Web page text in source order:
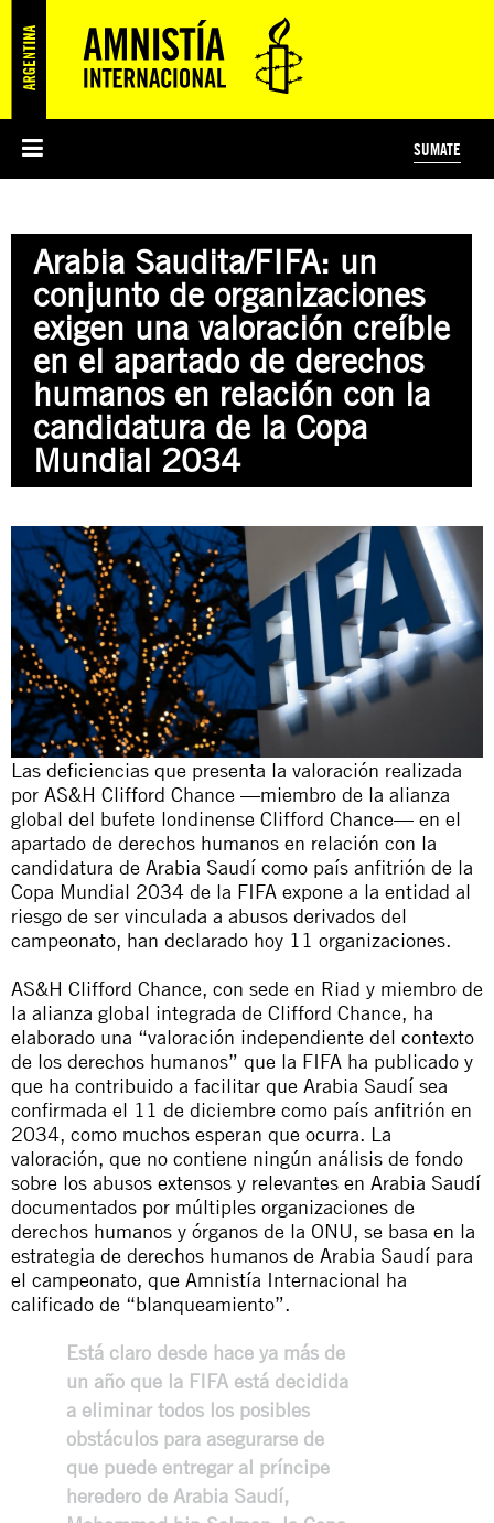
PREGUNTAS FRECUENTES
ÁREAS TEMÁTICAS
JUSTICIA INTERNACIONAL
EDUCACIÓN EN DERECHOS HUMANOS Y JÓVENES
PRENSA
SUSCRIBITE
SUMATE
PREGUNTAS FRECUENTES
Arabia Saudita/FIFA: un
conjunto de organizaciones
exigen una valoración creíble
en el apartado de derechos
humanos en relación con la
candidatura de la Copa
Mundial 2034
Las deficiencias que presenta la valoración realizada
por AS&H Clifford Chance —miembro de la alianza
global del bufete londinense Clifford Chance— en el
apartado de derechos humanos en relación con la
candidatura de Arabia Saudí como país anfitrión de la
Copa Mundial 2034 de la FIFA expone a la entidad al
riesgo de ser vinculada a abusos derivados del
campeonato, han declarado hoy 11 organizaciones.
AS&H Clifford Chance, con sede en Riad y miembro de
la alianza global integrada de Clifford Chance, ha
elaborado una “valoración independiente del contexto
de los derechos humanos” que la FIFA ha publicado y
que ha contribuido a facilitar que Arabia Saudí sea
confirmada el 11 de diciembre como país anfitrión en
2034, como muchos esperan que ocurra. La
valoración, que no contiene ningún análisis de fondo
sobre los abusos extensos y relevantes en Arabia Saudí
documentados por múltiples organizaciones de
derechos humanos y órganos de la ONU, se basa en la
estrategia de derechos humanos de Arabia Saudí para
el campeonato, que Amnistía Internacional ha
calificado de “blanqueamiento”.
Está claro desde hace ya más de
un año que la FIFA está decidida
a eliminar todos los posibles
obstáculos para asegurarse de
que puede entregar al príncipe
heredero de Arabia Saudí,